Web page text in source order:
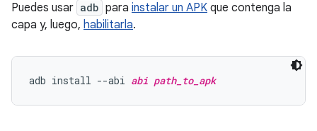
Puedes usar adb para instalar un APK que contenga la
capa y, luego, habilitarla.
adb install --abi abi path_to_apk